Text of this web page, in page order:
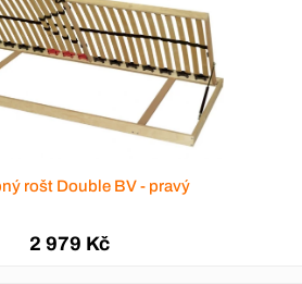
rošt Double BV - pravý
2 979 Kč